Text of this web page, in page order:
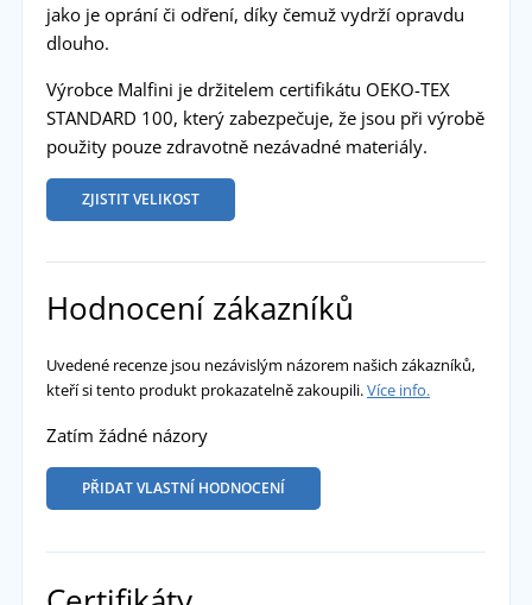
jako je oprání či odření, díky čemuž vydrží opravdu
dlouho.
Výrobce Malfini je držitelem certifikátu OEKO-TEX
STANDARD 100, který zabezpečuje, že jsou při výrobě
použity pouze zdravotně nezávadné materiály.
ZJISTIT VELIKOST
Hodnocení zákazníků
Uvedené recenze jsou nezávislým názorem našich zákazníků,
kteří si tento produkt prokazatelně zakoupili.Více info.
Zatím žádné názory
PŘIDAT VLASTNÍ HODNOCENÍ